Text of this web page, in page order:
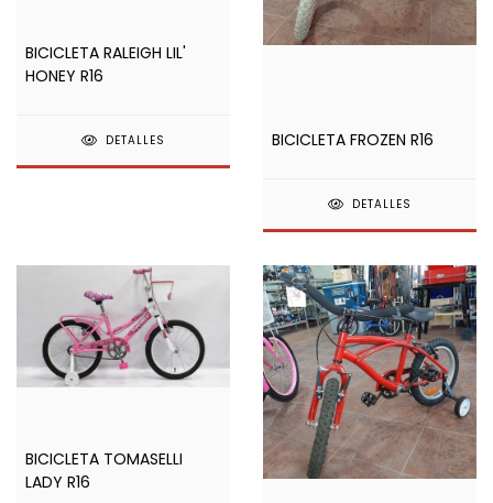
BICICLETA RALEIGH LIL'
HONEY R16
DETALLES BICICLETA FROZEN R16
DETALLES
BICICLETA TOMASELLI
LADY R16